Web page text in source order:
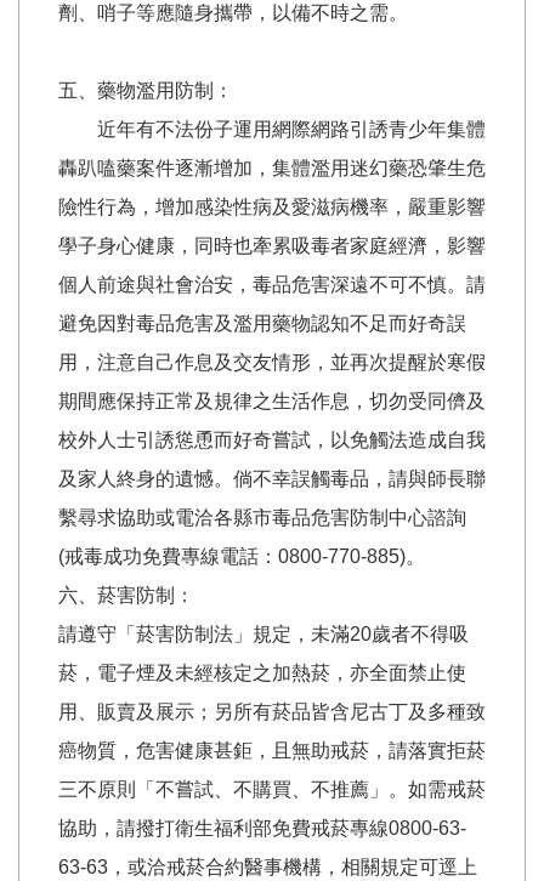
劑、哨子等應隨身攜帶，以備不時之需。
五、藥物濫用防制：
近年有不法份子運用網際網路引誘青少年集體
轟趴嗑藥案件逐漸增加，集體濫用迷幻藥恐肇生危
險性行為，增加感染性病及愛滋病機率，嚴重影響
學子身心健康，同時也牽累吸毒者家庭經濟，影響
個人前途與社會治安，毒品危害深遠不可不慎。請
避免因對毒品危害及濫用藥物認知不足而好奇誤
用，注意自己作息及交友情形，並再次提醒於寒假
期間應保持正常及規律之生活作息，切勿受同儕及
校外人士引誘慫恿而好奇嘗試，以免觸法造成自我
及家人終身的遺憾。倘不幸誤觸毒品，請與師長聯
繫尋求協助或電洽各縣市毒品危害防制中心諮詢
(戒毒成功免費專線電話：0800-770-885)。
六、菸害防制：
請遵守「菸害防制法」規定，未滿20歲者不得吸
菸，電子煙及未經核定之加熱菸，亦全面禁止使
用、販賣及展示；另所有菸品皆含尼古丁及多種致
癌物質，危害健康甚鉅，且無助戒菸，請落實拒菸
三不原則「不嘗試、不購買、不推薦」。如需戒菸
協助，請撥打衛生福利部免費戒菸專線0800-63-
63-63，或洽戒菸合約醫事機構，相關規定可逕上